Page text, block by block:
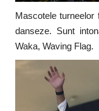
Mascotele
danseze. Sunt
Waka, Waving Flag.